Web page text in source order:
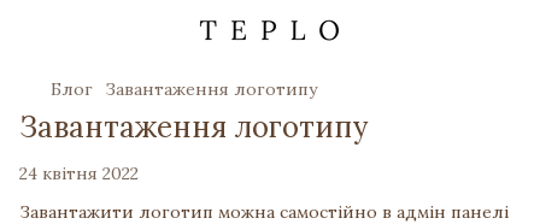
Блог Завантаження логотипу
Завантаження логотипу
24 квітня 2022
Завантажити логотип можна самостійно в адмін панелі